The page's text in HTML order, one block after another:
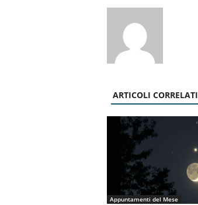
ARTICOLI CORRELATI
Appuntamenti del Mese